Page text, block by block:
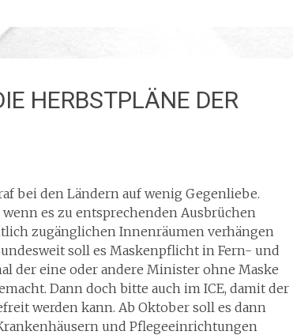
HERBSTPLÄNE DER
bei den Ländern auf wenig Gegenliebe.
es zu entsprechenden Ausbrüchen
zugänglichen Innenräumen verhängen
soll es Maskenpflicht in Fern- und
der eine oder andere Minister ohne Maske
Dann doch bitte auch im ICE, damit der
werden kann. Ab Oktober soll es dann
und Pflegeeinrichtungen